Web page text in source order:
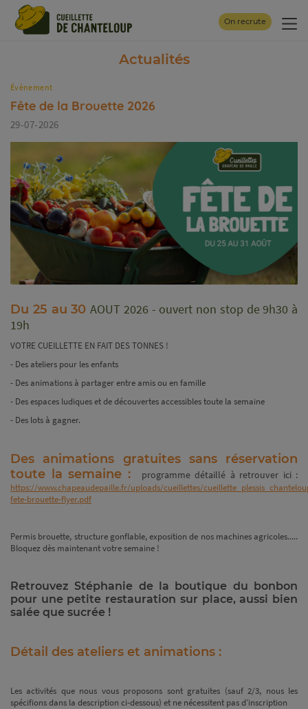
On recrute
Actualités
Évènement
Fête de la Brouette 2026
29-07-2026
Du 25 au 30 AOUT 2026 - ouvert non stop de 9h30 à
19h
VOTRE CUEILLETTE EN FAIT DES TONNES !
- Des ateliers pour les enfants
- Des animations à partager entre amis ou en famille
- Des espaces ludiques et de découvertes accessibles toute la semaine
- Des lots à gagner.
Des animations gratuites sans réservation
toute la semaine :
programme détaillé à retrouver ici :
https://www.chapeaudepaille.fr/uploads/cueillettes/
fete-brouette-flyer.pdf
Permis brouette, structure gonflable, exposition de nos machines agricoles.....
Bloquez dès maintenant votre semaine !
Retrouvez Stéphanie de la boutique du bonbon
pour une petite restauration sur place, aussi bien
salée que sucrée !
Détail des ateliers et animations :
Les activités que nous vous proposons sont gratuites (sauf 2/3, nous les
spécifions dans la description ci-dessous) et ne nécessitent pas d’inscription
Panneau de gestion des cookies